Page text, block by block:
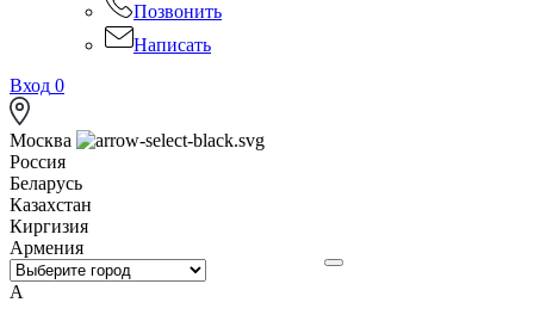
Позвонить
Написать
Вход 0
Москва
Россия
Беларусь
Казахстан
Киргизия
Армения
А